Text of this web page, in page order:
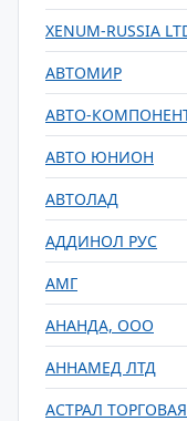
XENUM-RUSSIA
АВТОМИР
АВТО-
АВТО ЮНИОН
АВТОЛАД
АДДИНОЛ РУС
АМГ
АНАНДА, ООО
АННАМЕД ЛТД
АСТРАЛ